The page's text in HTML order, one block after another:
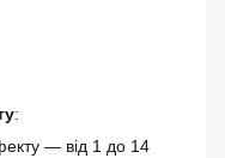
:
— від 1 до 14